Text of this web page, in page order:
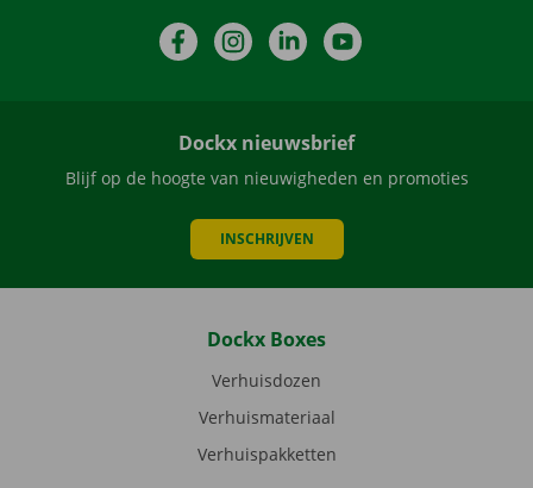
FacebookInstagramLinkedIn
Dockx nieuwsbrief
Blijf op de hoogte van nieuwigheden en promoties
INSCHRIJVEN
Dockx Boxes
Verhuisdozen
Verhuismateriaal
Verhuispakketten